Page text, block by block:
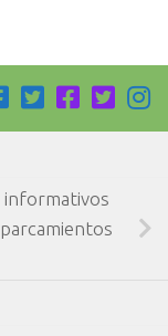
informativos